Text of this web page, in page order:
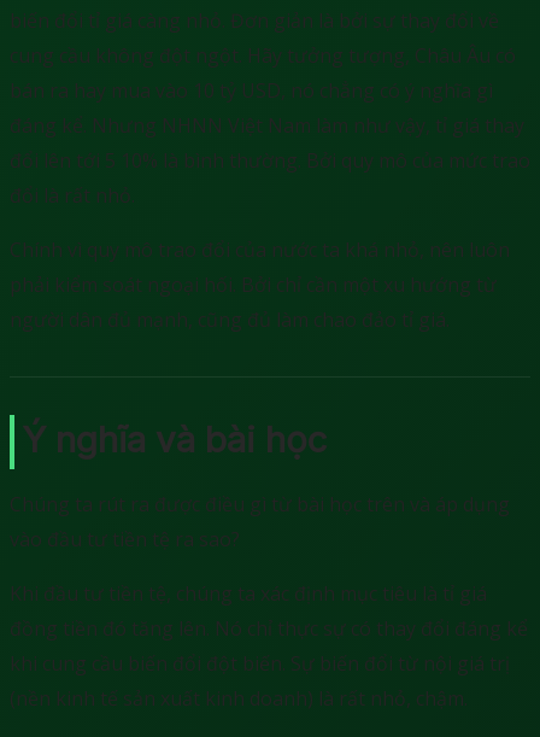
biến đổi tỉ giá càng nhỏ. Đơn giản là bởi sự thay đổi về
cung cầu không đột ngột. Hãy tưởng tượng, Châu Âu có
bán ra hay mua vào 10 tỷ USD, nó chẳng có ý nghĩa gì
đáng kể. Nhưng NHNN Việt Nam làm như vậy, tỉ giá thay
đổi lên tới 5 10% là bình thường. Bởi quy mô của mức trao
đổi là rất nhỏ.
Chính vì quy mô trao đổi của nước ta khá nhỏ, nên luôn
phải kiểm soát ngoại hối. Bởi chỉ cần một xu hướng từ
người dân đủ mạnh, cũng đủ làm chao đảo tỉ giá.
Ý nghĩa và bài học
Chúng ta rút ra được điều gì từ bài học trên và áp dụng
vào đầu tư tiền tệ ra sao?
Khi đầu tư tiền tệ, chúng ta xác định mục tiêu là tỉ giá
đồng tiền đó tăng lên. Nó chỉ thực sự có thay đổi đáng kể
khi cung cầu biến đổi đột biến. Sự biến đổi từ nội giá trị
(nền kinh tế sản xuất kinh doanh) là rất nhỏ, chậm.